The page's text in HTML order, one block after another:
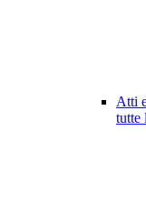
Atti
tutte